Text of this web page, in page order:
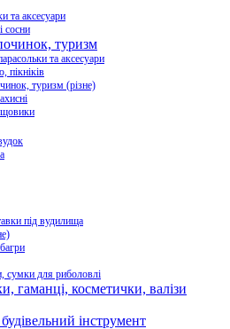
та аксесуари
сосни
туризм
та аксесуари
пікніків
туризм (різне)
під вудилища
сумки для риболовлі
гаманці, косметички, валізи
інструмент